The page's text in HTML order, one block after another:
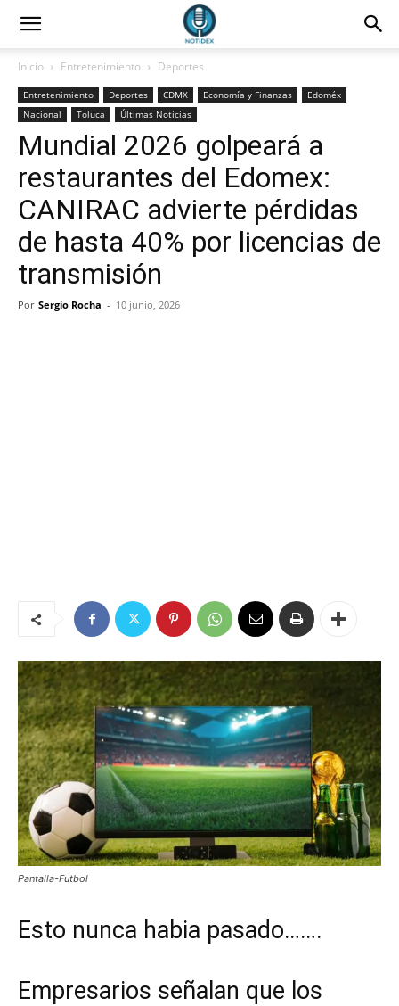
Inicio Entretenimiento Deportes
Entretenimiento Deportes CDMX Economía y Finanzas
Edoméx
Nacional
Toluca Últimas Noticias
Mundial 2026 golpeará a
restaurantes del Edomex:
CANIRAC advierte pérdidas
de hasta 40% por licencias de
transmisión
Por Sergio Rocha - 10 junio, 2026
Pantalla-Futbol
Esto nunca habia pasado…….
Empresarios señalan que los